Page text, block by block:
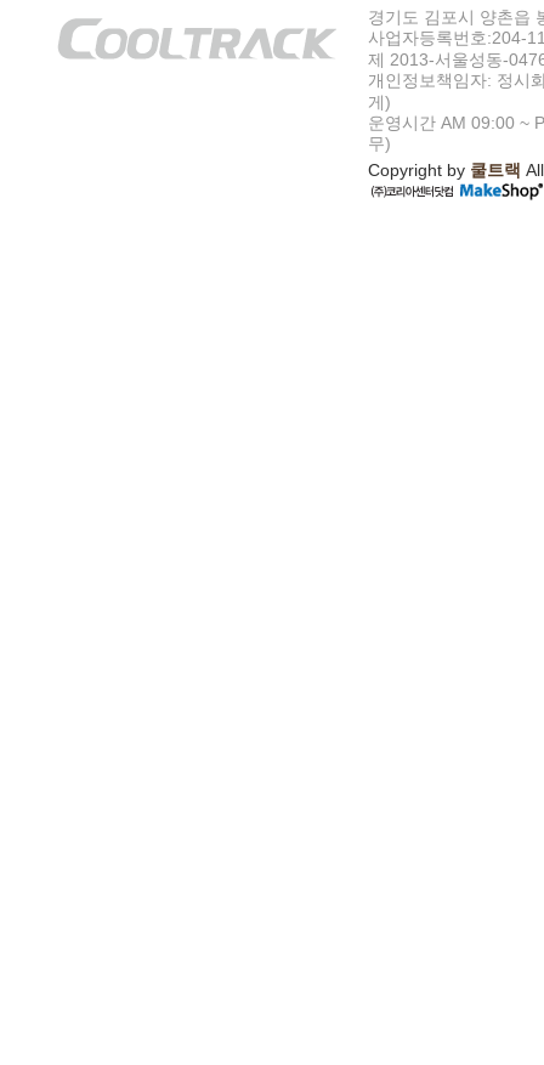
경기도 김포시 양촌읍
사업자등록번호:204-
제 2013-서울성동-
개인정보책임자: 정시
게)
운영시간 AM 09:00 ~
무)
Copyright by 쿨트랙